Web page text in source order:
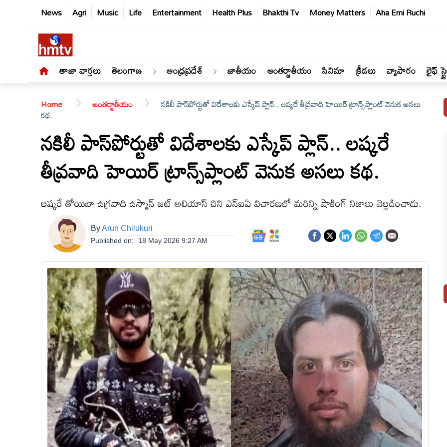
News Agri Music Life Entertainment Health Plus Bhakthi Tv Money Matters Aha Emi Ruchi
తాజా వార్తలు తెలంగాణ ఆంధ్రప్రదేశ్ జాతీయం అంతర్జాతీయం సినిమా క్రీడలు వ్యాపారం లైఫ్
తెలంగాణ
ఆంధ్రప్రదేశ్
అంతర్జాతీయం
Home అంతర్జాతీయం నకిలీ పాస్‌పోర్టుతో విదేశాలకు ఎస్కేప్ ప్లాన్.. లష్కరే తీవ్రవాది హెయిర్ ట్రాన్స్‌ప్లాంట్ వెనుక అసలు
కథ.
నకిలీ పాస్‌పోర్టుతో విదేశాలకు ఎస్కేప్ ప్లాన్.. లష్కరే
తీవ్రవాది హెయిర్ ట్రాన్స్‌ప్లాంట్ వెనుక అసలు కథ.
లష్కరే తోయిబా ఉగ్రవాది ఉస్మాన్ జట్ అలియాస్ చిని ఎన్‌ఐఏ విచారణలో మరిన్ని షాకింగ్ నిజాలు వెల్లడించాడు.
ByArun Chilukuri
Published on: 18 May 2026 9:27 AM